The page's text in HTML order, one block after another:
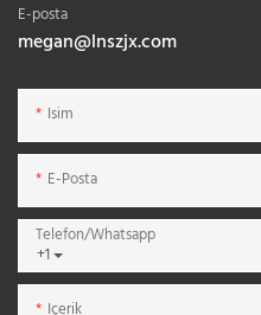
E-posta
megan@lnszjx.com
Isim
E-Posta
+1
Telefon/whatsapp
Içerik